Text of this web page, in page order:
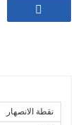
نقطة الانصهار